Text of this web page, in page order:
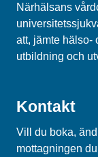
Närhälsans
att, jämte hälso-
utbildning och
Kontakt
Vill du boka,
mottagningen